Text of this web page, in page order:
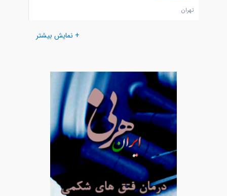
تهران
+ نمایش بیشتر